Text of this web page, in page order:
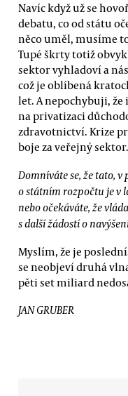
Navíc když už se
debatu, co od státu
něco uměl, musíme
Tupé škrty totiž
sektor vyhladoví a
což je oblíbená
let. A nepochybuji,
na privatizaci
zdravotnictví. Krize
boje za veřejný sektor.
Domníváte se, že tato,
o státním rozpočtu je v
nebo očekáváte, že
s další žádostí o
Myslím, že je
se neobjeví druhá
pěti set miliard
JAN GRUBER